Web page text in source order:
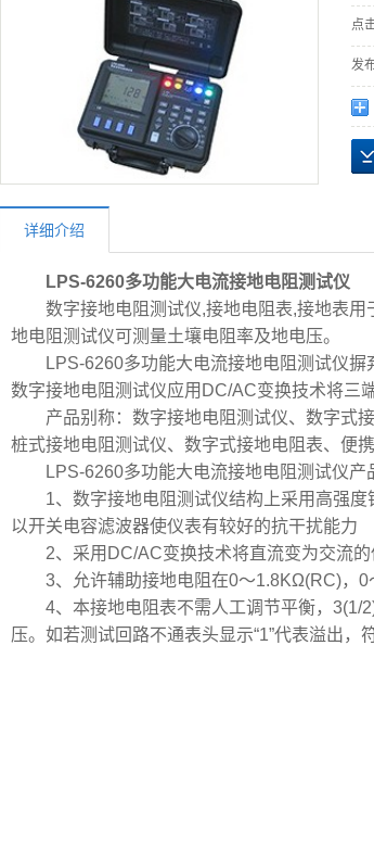
点
发
详细介绍
LPS-6260多功能大电流接地电阻测试仪
数字接地电阻测试仪,接地电阻表,接地表用
地电阻测试仪可测量土壤电阻率及地电压。
LPS-6260多功能大电流接地电阻测试仪摒
数字接地电阻测试仪应用DC/AC变换技术将三
产品别称：数字接地电阻测试仪、数字式接
桩式接地电阻测试仪、数字式接地电阻表、便
LPS-6260多功能大电流接地电阻测试仪产
1、数字接地电阻测试仪结构上采用高强度
以开关电容滤波器使仪表有较好的抗干扰能力
2、采用DC/AC变换技术将直流变为交流的
3、允许辅助接地电阻在0～1.8KΩ(RC)，0
4、本接地电阻表不需人工调节平衡，3(1/2)
压。如若测试回路不通表头显示“1”代表溢出，